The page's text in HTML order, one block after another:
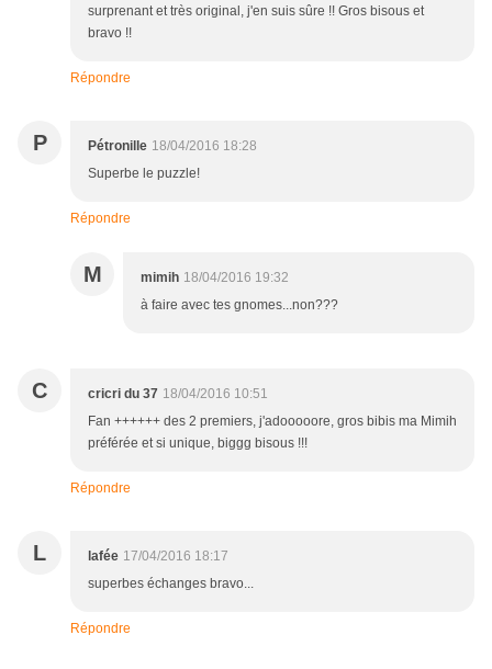
surprenant et très original, j'en suis sûre !! Gros bisous et
bravo !!
Répondre
P Pétronille 18/04/2016 18:28
Superbe le puzzle!
Répondre
M mimih 18/04/2016 19:32
à faire avec tes gnomes...non???
C cricri du 37 18/04/2016 10:51
Fan ++++++ des 2 premiers, j'adooooore, gros bibis ma Mimih
préférée et si unique, biggg bisous !!!
Répondre
L lafée 17/04/2016 18:17
superbes échanges bravo...
Répondre